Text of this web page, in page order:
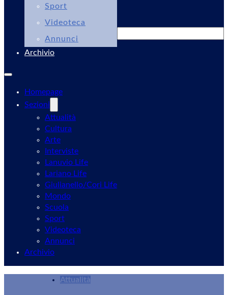
Sport
Videoteca
Annunci
Archivio
Homepage
Sezioni
Attualità
Cultura
Arte
Interviste
Lanuvio Life
Lariano Life
Giulianello/Cori Life
Mondo
Scuola
Sport
Videoteca
Annunci
Archivio
Attualità